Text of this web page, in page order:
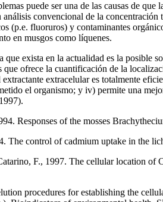
puede ser una de las causas de
análisis convencional de la
(p.e. fluoruros) y contaminantes
en musgos como líquenes.
que exista en la actualidad es la posible
que ofrece la cuantificación de la
extracelular es totalmente
el organismo; y iv) permite una
Responses of the mosses
The control of cadmium uptake in the
F., 1997. The cellular location of
procedures for establishing the